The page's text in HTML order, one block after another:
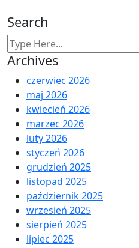
Search
Archives
czerwiec 2026
maj 2026
kwiecień 2026
marzec 2026
luty 2026
styczeń 2026
grudzień 2025
listopad 2025
październik 2025
wrzesień 2025
sierpień 2025
lipiec 2025